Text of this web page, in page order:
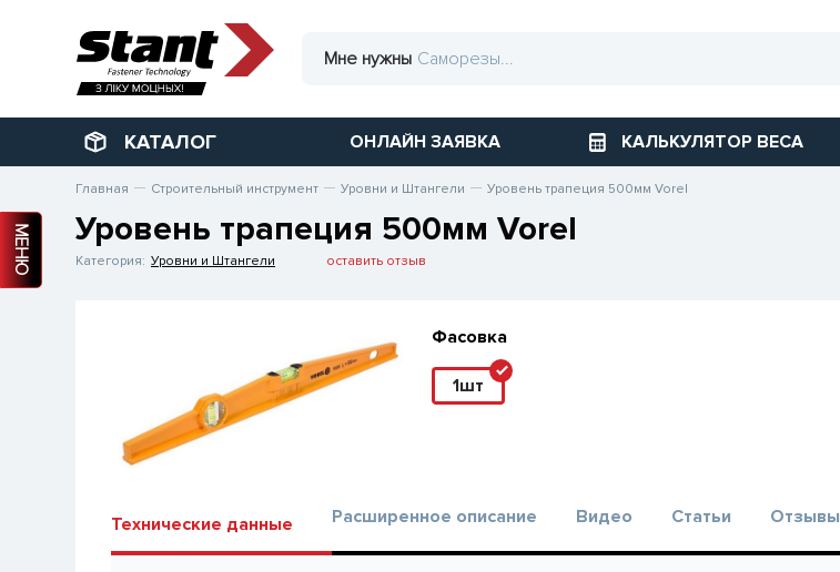
Мне нужны
КАТАЛОГ ОНЛАЙН ЗАЯВКА КАЛЬКУЛЯТОР ВЕСА
МЕНЮ
Главная Строительный инструмент Уровни и Штангели Уровень трапеция 500мм Vorel
Уровень трапеция 500мм Vorel
Категория: Уровни и Штангели оставить отзыв
Фасовка
1шт
Технические данные Расширенное описание Видео Статьи Отзывы